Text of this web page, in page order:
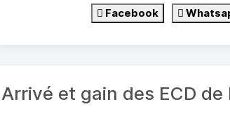
Facebook
Arrivé et gain des ECD